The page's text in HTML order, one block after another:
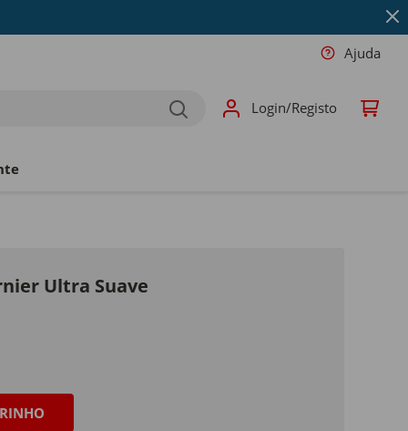
Ajuda
Login/Registo
Ultra Suave